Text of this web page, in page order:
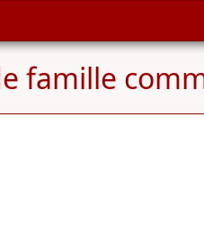
famille